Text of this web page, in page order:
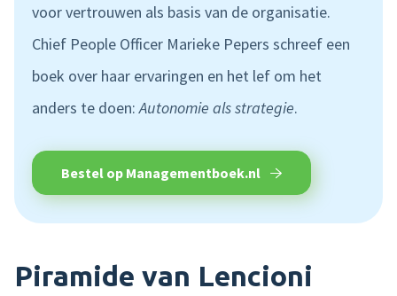
voor vertrouwen als basis van de organisatie.
Chief People Officer Marieke Pepers schreef een
boek over haar ervaringen en het lef om het
anders te doen:Autonomie als strategie.
Bestel op Managementboek.nl
Piramide van Lencioni